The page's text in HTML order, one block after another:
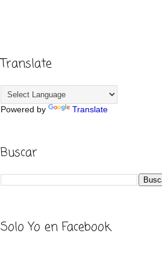
Translate
Powered by Translate
Buscar
Solo Yo en Facebook